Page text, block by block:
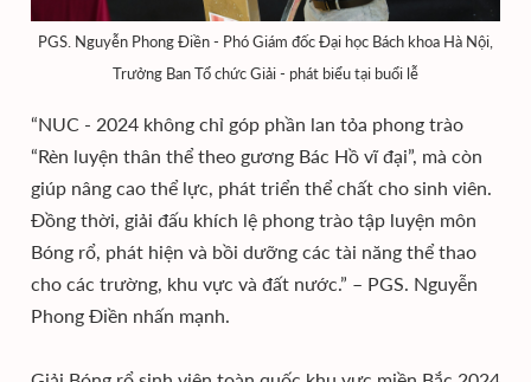
PGS. Nguyễn Phong Điền - Phó Giám đốc Đại học Bách khoa Hà Nội,
Trưởng Ban Tổ chức Giải - phát biểu tại buổi lễ
“NUC - 2024 không chỉ góp phần lan tỏa phong trào
“Rèn luyện thân thể theo gương Bác Hồ vĩ đại”, mà còn
giúp nâng cao thể lực, phát triển thể chất cho sinh viên.
Đồng thời, giải đấu khích lệ phong trào tập luyện môn
Bóng rổ, phát hiện và bồi dưỡng các tài năng thể thao
cho các trường, khu vực và đất nước.” – PGS. Nguyễn
Phong Điền nhấn mạnh.